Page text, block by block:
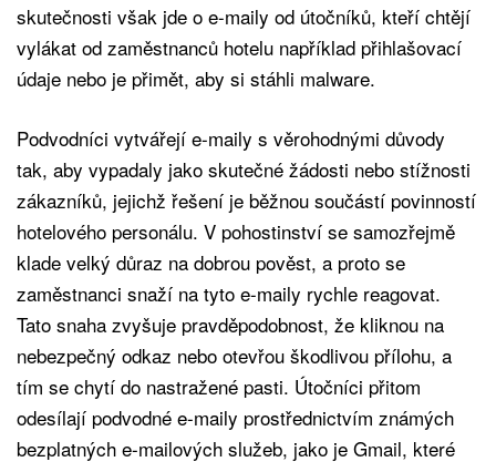
skutečnosti však jde o e-maily od útočníků, kteří chtějí
vylákat od zaměstnanců hotelu například přihlašovací
údaje nebo je přimět, aby si stáhli malware.
Podvodníci vytvářejí e-maily s věrohodnými důvody
tak, aby vypadaly jako skutečné žádosti nebo stížnosti
zákazníků, jejichž řešení je běžnou součástí povinností
hotelového personálu. V pohostinství se samozřejmě
klade velký důraz na dobrou pověst, a proto se
zaměstnanci snaží na tyto e-maily rychle reagovat.
Tato snaha zvyšuje pravděpodobnost, že kliknou na
nebezpečný odkaz nebo otevřou škodlivou přílohu, a
tím se chytí do nastražené pasti. Útočníci přitom
odesílají podvodné e-maily prostřednictvím známých
bezplatných e-mailových služeb, jako je Gmail, které